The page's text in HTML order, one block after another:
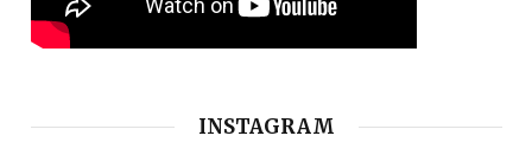
INSTAGRAM